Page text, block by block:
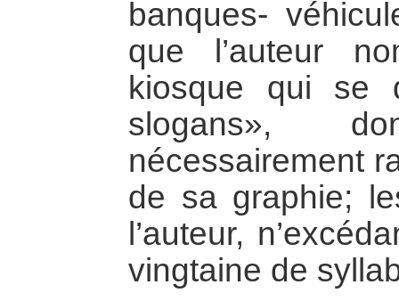
banques-
que l’auteur
kiosque qui se
slogans»,
nécessairement
de sa graphie;
l’auteur,
vingtaine de